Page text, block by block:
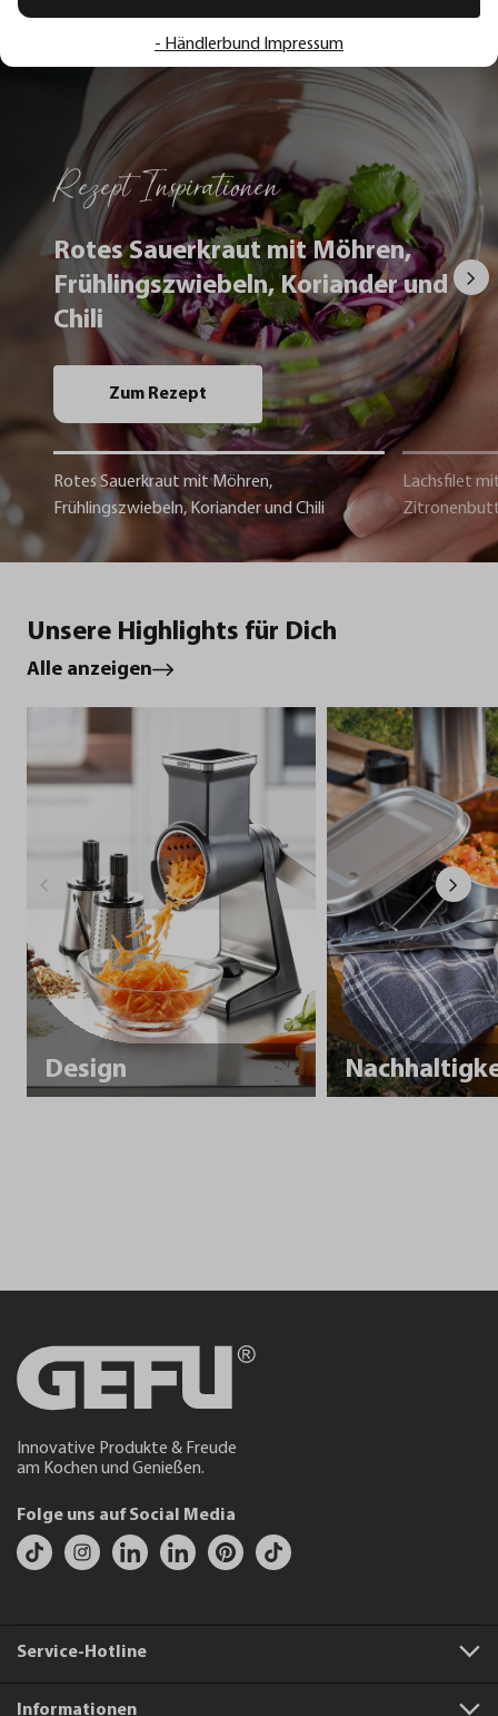
Rezept Inspirationen
Rotes Sauerkraut mit Möhren,
Frühlingszwiebeln, Koriander und
Chili
Zum Rezept
Rotes Sauerkraut mit Möhren,
Frühlingszwiebeln, Koriander und Chili
Lachsfilet
Unsere Highlights für Dich
Alle anzeigen
Design
Innovative Produkte & Freude
am Kochen und Genießen.
Folge uns auf Social Media
Service-Hotline
Informationen
- Händlerbund Impressum